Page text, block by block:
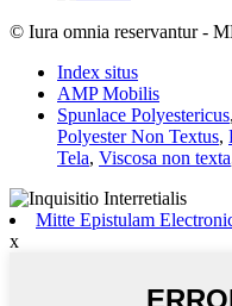
© Iura omnia reservantur -
Index situs
AMP Mobilis
Spunlace Polyestericus,
Polyester Non Textus,
Tela, Viscosa non texta
Mitte Epistulam
x